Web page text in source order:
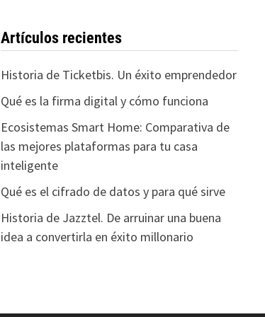
Artículos recientes
Historia de Ticketbis. Un éxito emprendedor
Qué es la firma digital y cómo funciona
Ecosistemas Smart Home: Comparativa de
las mejores plataformas para tu casa
inteligente
Qué es el cifrado de datos y para qué sirve
Historia de Jazztel. De arruinar una buena
idea a convertirla en éxito millonario